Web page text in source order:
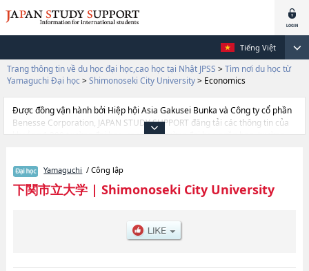
Tiếng Việt
Trang thông tin về du học đại học,cao học tại Nhật JPSS > Tìm nơi du học từ
Yamaguchi Đại học > Shimonoseki City University> Economics
Được đồng vận hành bởi Hiệp hội Asia Gakusei Bunka và Công ty cổ phần
Benesse Corporation, JAPAN STUDY SUPPORT đăng tải các thông tin của
khoảng 1.300 trường đại học, cao học, trường đại học ngắn hạn, trường
thông tin cần thiết dành cho du học sinh, như là về các Ngành
EconomicshoặcNgành Data SciencehoặcNgành Nursing, thông tin về từng
ngành học, thông tin liên quan đến thi tuyển như số lượng tuyển sinh, số
Yamaguchi / Công lập
下関市立大学| Shimonoseki City University